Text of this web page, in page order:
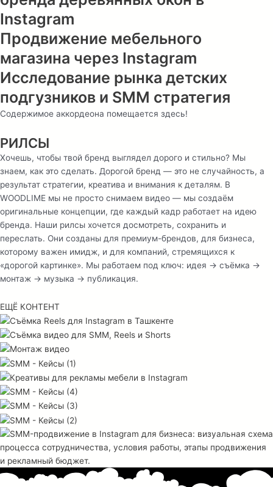
Instagram
Продвижение мебельного
магазина через Instagram
Исследование рынка детских
подгузников и SMM cтратегия
Содержимое аккордеона помещается здесь!
РИЛСЫ
Хочешь, чтобы твой бренд выглядел дорого и стильно? Мы
знаем, как это сделать. Дорогой бренд — это не случайность, а
результат стратегии, креатива и внимания к деталям. В
WOODLIME мы не просто снимаем видео — мы создаём
оригинальные концепции, где каждый кадр работает на идею
бренда. Наши рилсы хочется досмотреть, сохранить и
переслать. Они созданы для премиум-брендов, для бизнеса,
которому важен имидж, и для компаний, стремящихся к
«дорогой картинке». Мы работаем под ключ: идея → съёмка →
монтаж → музыка → публикация.
ЕЩЁ КОНТЕНТ